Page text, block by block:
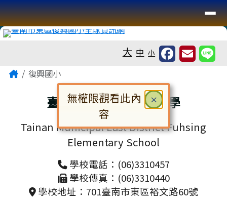
跳至主內容區
臺南市復興國小全球資訊網
導覽列
大 中 小
主內容區域
Home復興國小
臺南市東區復興國民小學
Tainan Municipal East District Fuhsing
Elementary School
學校電話：(06)3310457
學校傳真：(06)3310440
學校地址：701臺南市東區裕文路60號
頁尾區域
× 關閉
無權限觀看此內
容
對話框已開啟。請使用 Tab 鍵在